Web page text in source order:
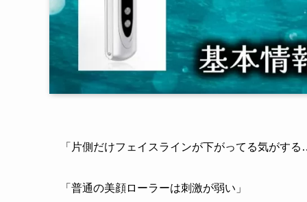
「片側だけフェイスラインが下がってる気がす
「普通の美顔ローラーは刺激が弱い」